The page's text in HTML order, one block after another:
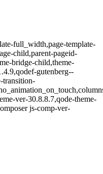
full_width,page-template-
child,parent-pageid-
bridge-child,theme-
gutenberg--
transition-
ver-30.8.8.7,qode-theme-
js-comp-ver-